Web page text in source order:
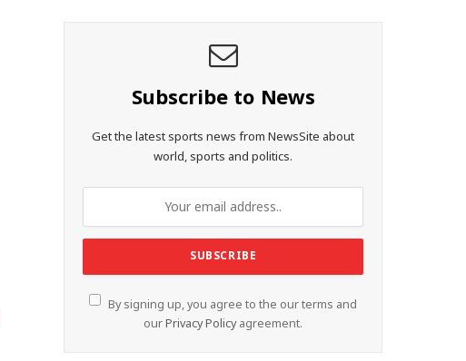
Subscribe to News
Get the latest sports news from NewsSite about
world, sports and politics.
By signing up, you agree to the our terms and
ourPrivacy Policyagreement.